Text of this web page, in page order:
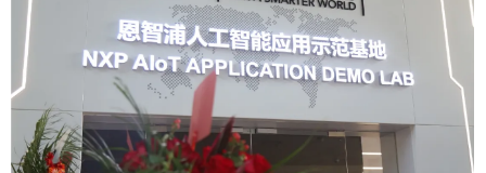
新闻中心